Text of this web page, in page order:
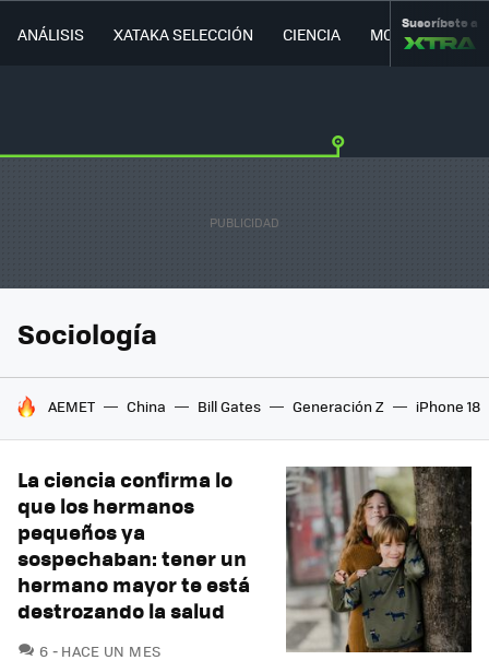
ANÁLISIS XATAKA SELECCIÓN CIENCIA MOVILIDAD
Suscríbete a
Sociología
HOY SE HABLA DE
AEMET China Bill Gates Generación Z iPhone 18
La ciencia confirma lo
que los hermanos
pequeños ya
sospechaban: tener un
hermano mayor te está
destrozando la salud
6 COMENTARIOS
HACE UN MES